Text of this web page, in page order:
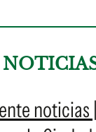
noticias